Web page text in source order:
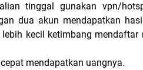
tinggal gunakan vpn/
dua akun mendapatkan
kecil ketimbang mendaftar
mendapatkan uangnya.